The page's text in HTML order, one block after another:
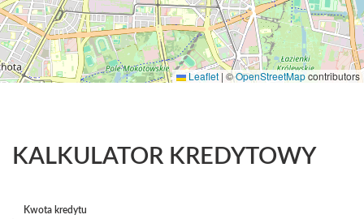
Leaflet | ©OpenStreetMapcontributors
KALKULATOR KREDYTOWY
Kwota kredytu